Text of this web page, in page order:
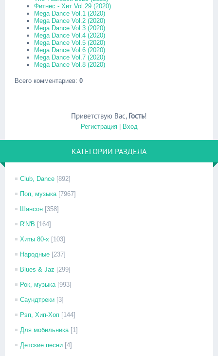
Фитнес - Хит Vol.29 (2020)
Mega Dance Vol.1 (2020)
Mega Dance Vol.2 (2020)
Mega Dance Vol.3 (2020)
Mega Dance Vol.4 (2020)
Mega Dance Vol.5 (2020)
Mega Dance Vol.6 (2020)
Mega Dance Vol.7 (2020)
Mega Dance Vol.8 (2020)
Всего комментариев: 0
Приветствую Вас, Гость!
Регистрация| Вход
КАТЕГОРИИ РАЗДЕЛА
Club, Dance [892]
Поп, музыка [7967]
Шансон [358]
R'N'B [164]
Хиты 80-х [103]
Народные [237]
Blues & Jaz [299]
Рок, музыка [993]
Саундтреки [3]
Рэп, Хип-Хоп [144]
Для мобильника [1]
Детские песни [4]